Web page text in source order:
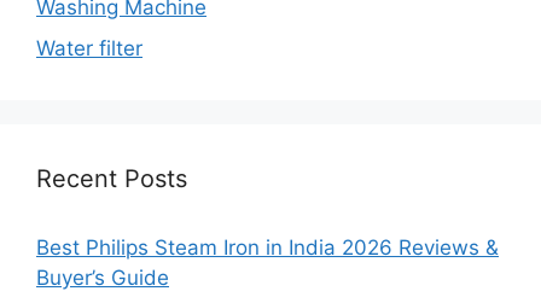
Washing Machine
Water filter
Recent Posts
Best Philips Steam Iron in India 2026 Reviews &
Buyer’s Guide